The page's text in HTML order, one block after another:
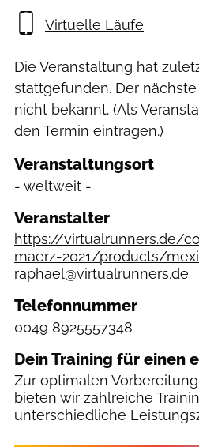
Virtuelle Läufe
Die Veranstaltung hat
stattgefunden. Der
nicht bekannt. (Als
den Termin eintragen.)
Veranstaltungsort
- weltweit -
Veranstalter
https://virtualrunners.de/
maerz-2021/products/
raphael@virtualrunners.de
Telefonnummer
0049 8925557348
Dein Training für einen
Zur optimalen
bieten wir zahlreiche
unterschiedliche